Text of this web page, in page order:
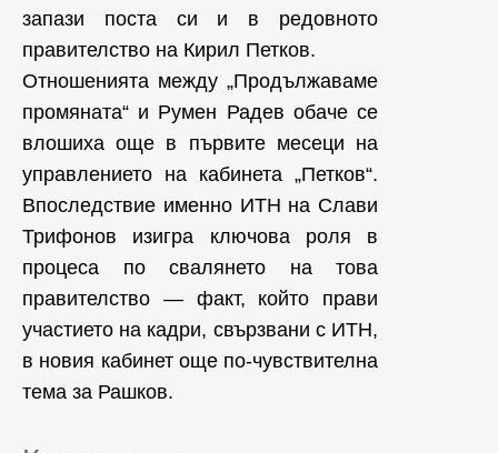
запази поста си и в редовното
правителство на Кирил Петков.
Отношенията между „Продължаваме
промяната“ и Румен Радев обаче се
влошиха още в първите месеци на
управлението на кабинета „Петков“.
Впоследствие именно ИТН на Слави
Трифонов изигра ключова роля в
процеса по свалянето на това
правителство — факт, който прави
участието на кадри, свързвани с ИТН,
в новия кабинет още по-чувствителна
тема за Рашков.